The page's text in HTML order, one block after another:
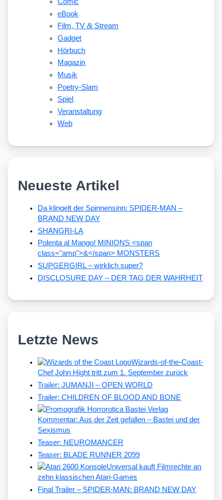
eBook
Film, TV&Stream
Gadget
Hörbuch
Magazin
Musik
Poetry-Slam
Spiel
Veranstaltung
Web
Neueste Artikel
Da klingelt der Spinnensinn: SPIDER-MAN –
BRAND NEW DAY
SHANGRI-LA
Polenta al Mango! MINIONS <span
class="amp">&</span> MONSTERS
SUPGERGIRL – wirklich super?
DISCLOSURE DAY – DER TAG DER WAHRHEIT
Letzte News
Wizards-of-the-Coast-
Chef John Hight tritt zum 1. September zurück
Trailer: JUMANJI – OPEN WORLD
Trailer: CHILDREN OF BLOOD AND BONE
Kommentar: Aus der Zeit gefallen – Bastei und der
Sexismus
Teaser: NEUROMANCER
Teaser: BLADE RUNNER 2099
Universal kauft Filmrechte an
zehn klassischen Atari-Games
Final Trailer – SPIDER-MAN: BRAND NEW DAY